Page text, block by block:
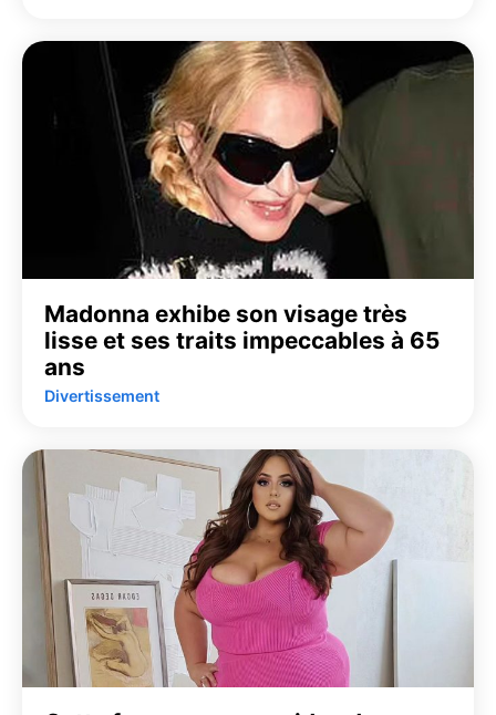
Madonna exhibe son visage très
lisse et ses traits impeccables à 65
ans
Divertissement